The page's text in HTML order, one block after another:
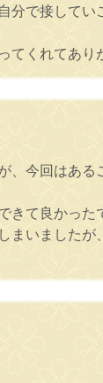
で接してい
くれてあ
今回はあ
て良かった
いました